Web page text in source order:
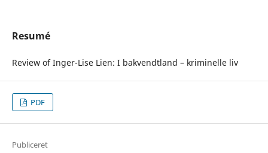
Resumé
Review of Inger-Lise Lien: I bakvendtland – kriminelle liv
PDF
Publiceret